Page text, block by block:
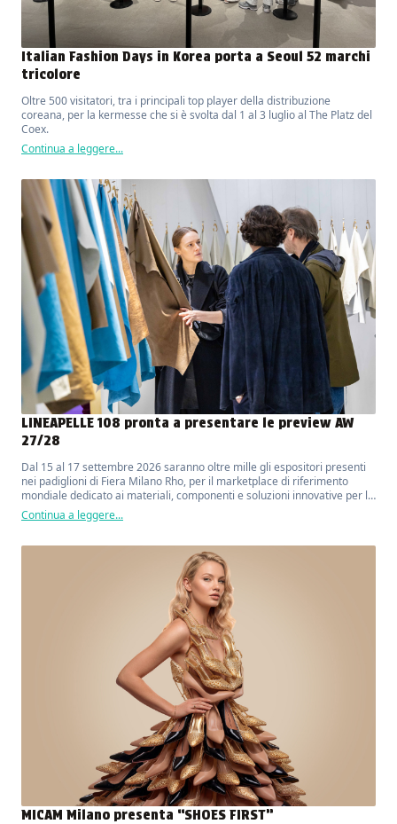
Italian Fashion Days in Korea porta a Seoul 52 marchi
tricolore
Oltre 500 visitatori, tra i principali top player della distribuzione
coreana, per la kermesse che si è svolta dal 1 al 3 luglio al The Platz del
Coex.
Continua a leggere...
LINEAPELLE 108 pronta a presentare le preview AW
27/28
Dal 15 al 17 settembre 2026 saranno oltre mille gli espositori presenti
nei padiglioni di Fiera Milano Rho, per il marketplace di riferimento
mondiale dedicato ai materiali, componenti e soluzioni innovative per la
moda, il lusso, il design e l'arredo.
Continua a leggere...
MICAM Milano presenta “SHOES FIRST”